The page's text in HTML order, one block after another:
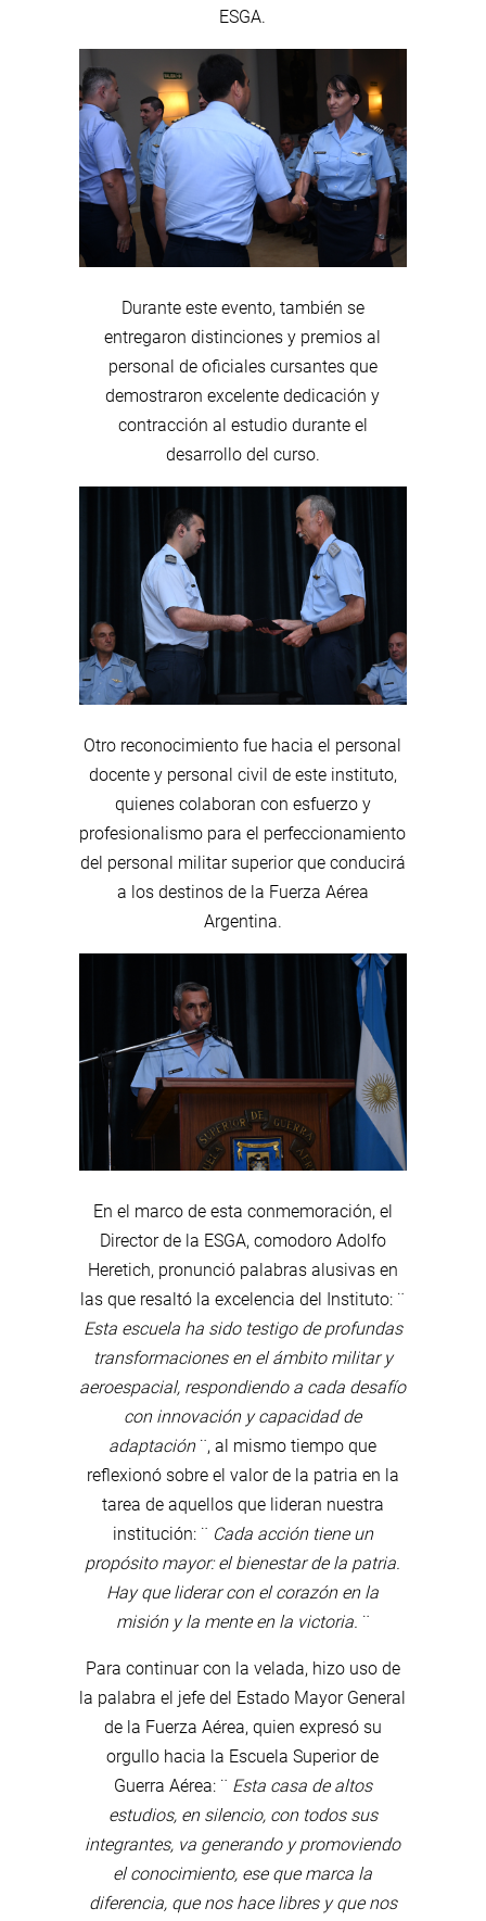
ESGA.
Durante este evento, también se
entregaron distinciones y premios al
personal de oficiales cursantes que
demostraron excelente dedicación y
contracción al estudio durante el
desarrollo del curso.
Otro reconocimiento fue hacia el personal
docente y personal civil de este instituto,
quienes colaboran con esfuerzo y
profesionalismo para el perfeccionamiento
del personal militar superior que conducirá
a los destinos de la Fuerza Aérea
Argentina.
En el marco de esta conmemoración, el
Director de la ESGA, comodoro Adolfo
Heretich, pronunció palabras alusivas en
las que resaltó la excelencia del Instituto: ¨
Esta escuela ha sido testigo de profundas
transformaciones en el ámbito militar y
aeroespacial, respondiendo a cada desafío
con innovación y capacidad de
adaptación ¨, al mismo tiempo que
reflexionó sobre el valor de la patria en la
tarea de aquellos que lideran nuestra
institución: ¨ Cada acción tiene un
propósito mayor: el bienestar de la patria.
Hay que liderar con el corazón en la
misión y la mente en la victoria. ¨
Para continuar con la velada, hizo uso de
la palabra el jefe del Estado Mayor General
de la Fuerza Aérea, quien expresó su
orgullo hacia la Escuela Superior de
Guerra Aérea: ¨ Esta casa de altos
estudios, en silencio, con todos sus
integrantes, va generando y promoviendo
el conocimiento, ese que marca la
diferencia, que nos hace libres y que nos